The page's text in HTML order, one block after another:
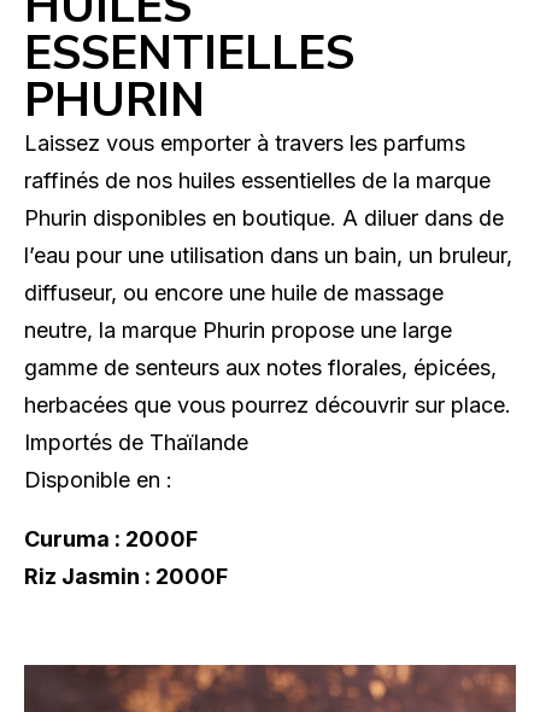
ESSENTIELLES
PHURIN
Laissez vous emporter à travers les parfums
raffinés de nos huiles essentielles de la marque
Phurin disponibles en boutique. A diluer dans de
l’eau pour une utilisation dans un bain, un bruleur,
diffuseur, ou encore une huile de massage
neutre, la marque Phurin propose une large
gamme de senteurs aux notes florales, épicées,
herbacées que vous pourrez découvrir sur place.
Importés de Thaïlande
Disponible en :
Curuma : 2000F
Riz Jasmin : 2000F